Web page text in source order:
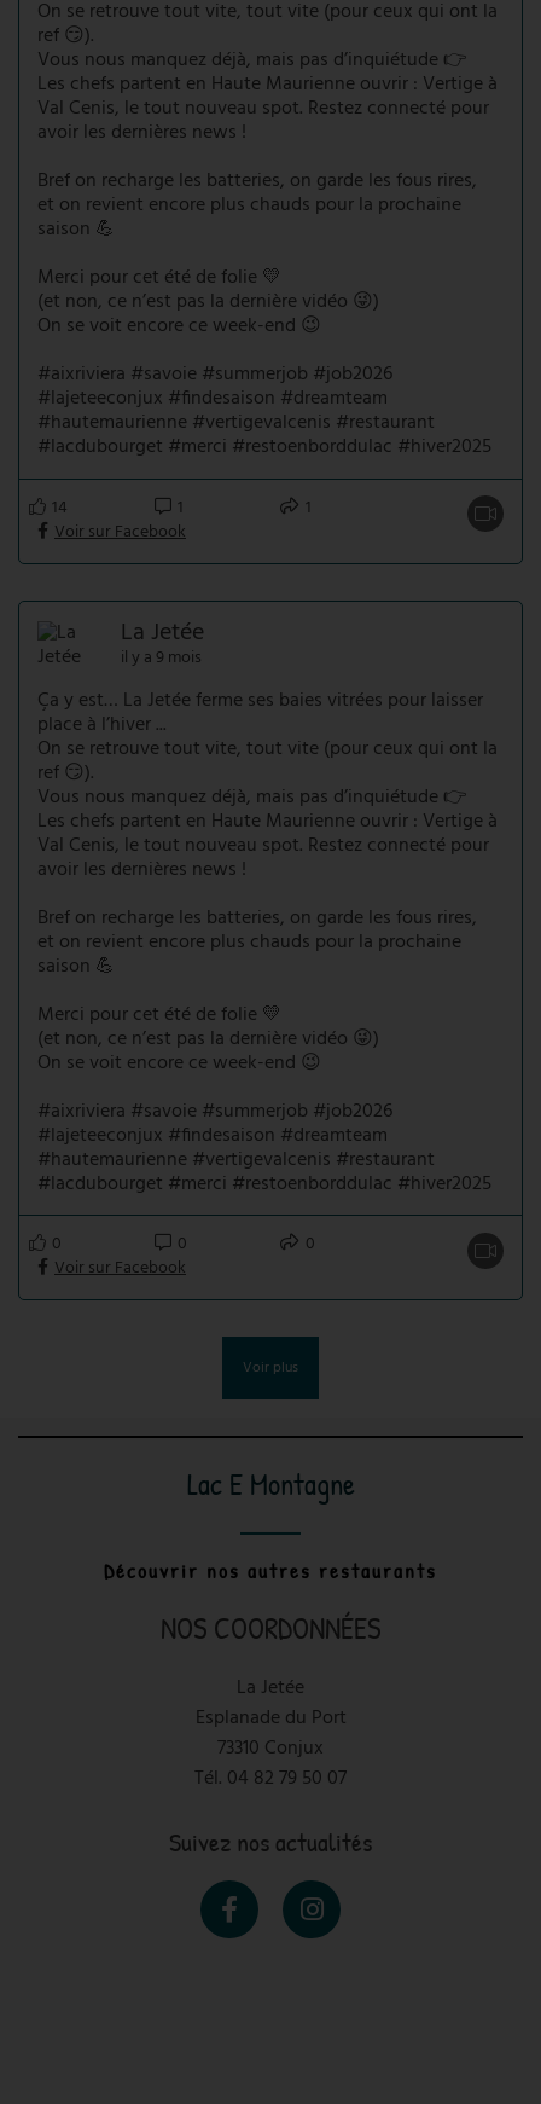
On se retrouve tout vite, tout vite (pour ceux qui ont la
ref 😏).
Vous nous manquez déjà, mais pas d’inquiétude 👉
Les chefs partent en Haute Maurienne ouvrir : Vertige à
Val Cenis, le tout nouveau spot. Restez connecté pour
avoir les dernières news !
Bref on recharge les batteries, on garde les fous rires,
et on revient encore plus chauds pour la prochaine
saison 💪
Merci pour cet été de folie 💛
(et non, ce n’est pas la dernière vidéo 😜)
On se voit encore ce week-end 😉
#aixriviera #savoie #summerjob #job2026
#lajeteeconjux #findesaison #dreamteam
#hautemaurienne #vertigevalcenis #restaurant
#lacdubourget #merci #restoenborddulac #hiver2025
14 1
1
Voir sur Facebook
La Jetée
il y a 9 mois
Ça y est… La Jetée ferme ses baies vitrées pour laisser
place à l’hiver ...
On se retrouve tout vite, tout vite (pour ceux qui ont la
ref 😏).
Vous nous manquez déjà, mais pas d’inquiétude 👉
Les chefs partent en Haute Maurienne ouvrir : Vertige à
Val Cenis, le tout nouveau spot. Restez connecté pour
avoir les dernières news !
Bref on recharge les batteries, on garde les fous rires,
et on revient encore plus chauds pour la prochaine
saison 💪
Merci pour cet été de folie 💛
(et non, ce n’est pas la dernière vidéo 😜)
On se voit encore ce week-end 😉
#aixriviera #savoie #summerjob #job2026
#lajeteeconjux #findesaison #dreamteam
#hautemaurienne #vertigevalcenis #restaurant
#lacdubourget #merci #restoenborddulac #hiver2025
0 0
0
Voir sur Facebook
Voir plus
Lac E Montagne
Découvrir nos autres restaurants
NOS COORDONNÉES
La Jetée
Esplanade du Port
73310 Conjux
Tél. 04 82 79 50 07
Suivez nos actualités